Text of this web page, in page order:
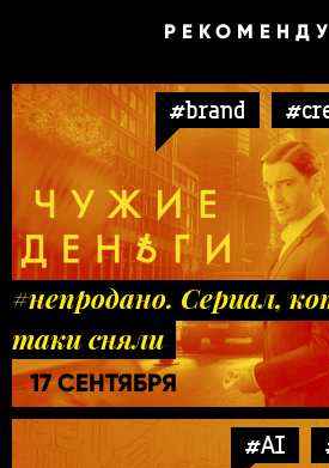
#brand
#непродано. Сериал,
таки сняли
17 СЕНТЯБРЯ
#AI